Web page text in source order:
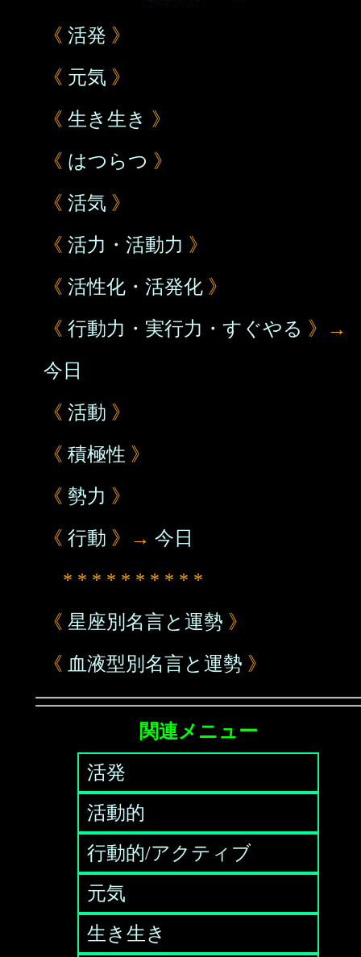
《 活発 》
《 元気 》
《 生き生き 》
《 はつらつ 》
《 活気 》
《 活力・活動力 》
《 活性化・活発化 》
《 行動力・実行力・すぐやる 》→
今日
《 活動 》
《 積極性 》
《 勢力 》
《 行動 》→ 今日
* * * * * * * * * *
《 星座別名言と運勢 》
《 血液型別名言と運勢 》
関連メニュー
活発
活動的
行動的/アクティブ
元気
生き生き